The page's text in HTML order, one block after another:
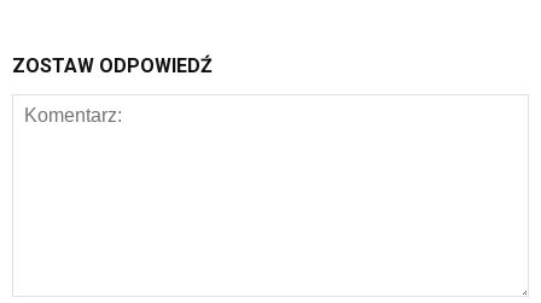
ZOSTAW ODPOWIEDŹ